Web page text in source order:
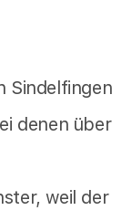
Sindelfingen
denen über
weil der